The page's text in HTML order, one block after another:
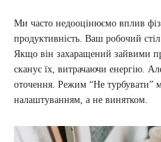
Ми часто недооцінюємо вплив
продуктивність. Ваш робочий
Якщо він захаращений зайвими
сканує їх, витрачаючи енергію.
оточення. Режим “Не турбувати”
налаштуванням, а не винятком.